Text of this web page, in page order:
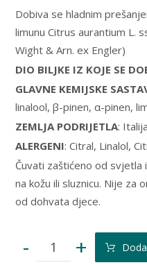
Dobiva se hladnim
limunu Citrus aurantium L.
Wight & Arn. ex Engler)
DIO BILJKE IZ KOJE SE
GLAVNE KEMIJSKE
linalool, β-pinen, α-pinen,
ZEMLJA PODRIJETLA: Italija
ALERGENI: Citral, Linalol,
Čuvati zaštićeno od
na kožu ili sluznicu. Nije za
od dohvata djece.
- +